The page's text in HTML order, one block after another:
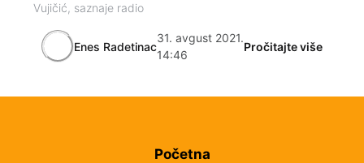
Vujičić, saznaje radio
Enes Radetinac
31. avgust 2021.
14:46
Pročitajte više
Početna